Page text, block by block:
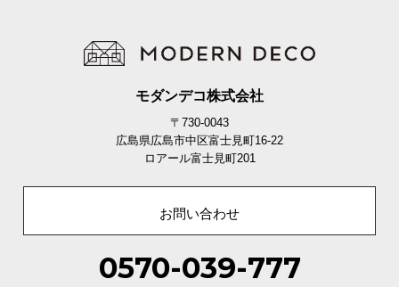
モダンデコ株式会社
〒730-0043
広島県広島市中区富士見町16-22
ロアール富士見町201
お問い合わせ
0570-039-777